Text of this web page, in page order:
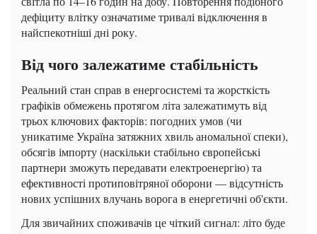
дефіциту влітку означатиме тривалі відключення в
найспекотніші дні року.
Від чого залежатиме стабільність
Реальний стан справ в енергосистемі та жорсткість
графіків обмежень протягом літа залежатимуть від
трьох ключових факторів: погодних умов (чи
уникатиме Україна затяжних хвиль аномальної спеки),
обсягів імпорту (наскільки стабільно європейські
партнери зможуть передавати електроенергію) та
ефективності протиповітряної оборони — відсутність
нових успішних влучань ворога в енергетичні об'єкти.
Для звичайних споживачів це чіткий сигнал: літо буде